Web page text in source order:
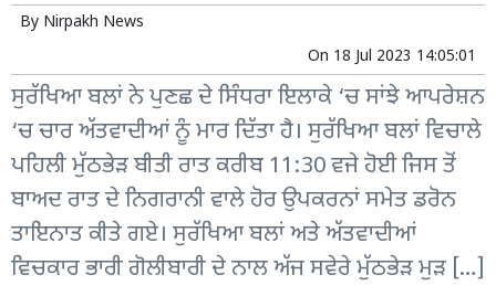
By Nirpakh News
On 18 Jul 2023 14:05:01
ਸੁਰੱਖਿਆ ਬਲਾਂ ਨੇ ਪੁਣਛ ਦੇ ਸਿੰਧਰਾ ਇਲਾਕੇ ‘ਚ ਸਾਂਝੇ ਆਪਰੇਸ਼ਨ
‘ਚ ਚਾਰ ਅੱਤਵਾਦੀਆਂ ਨੂੰ ਮਾਰ ਦਿੱਤਾ ਹੈ। ਸੁਰੱਖਿਆ ਬਲਾਂ ਵਿਚਾਲੇ
ਪਹਿਲੀ ਮੁੱਠਭੇੜ ਬੀਤੀ ਰਾਤ ਕਰੀਬ 11:30 ਵਜੇ ਹੋਈ ਜਿਸ ਤੋਂ
ਬਾਅਦ ਰਾਤ ਦੇ ਨਿਗਰਾਨੀ ਵਾਲੇ ਹੋਰ ਉਪਕਰਨਾਂ ਸਮੇਤ ਡਰੋਨ
ਤਾਇਨਾਤ ਕੀਤੇ ਗਏ। ਸੁਰੱਖਿਆ ਬਲਾਂ ਅਤੇ ਅੱਤਵਾਦੀਆਂ
ਵਿਚਕਾਰ ਭਾਰੀ ਗੋਲੀਬਾਰੀ ਦੇ ਨਾਲ ਅੱਜ ਸਵੇਰੇ ਮੁੱਠਭੇੜ ਮੁੜ […]